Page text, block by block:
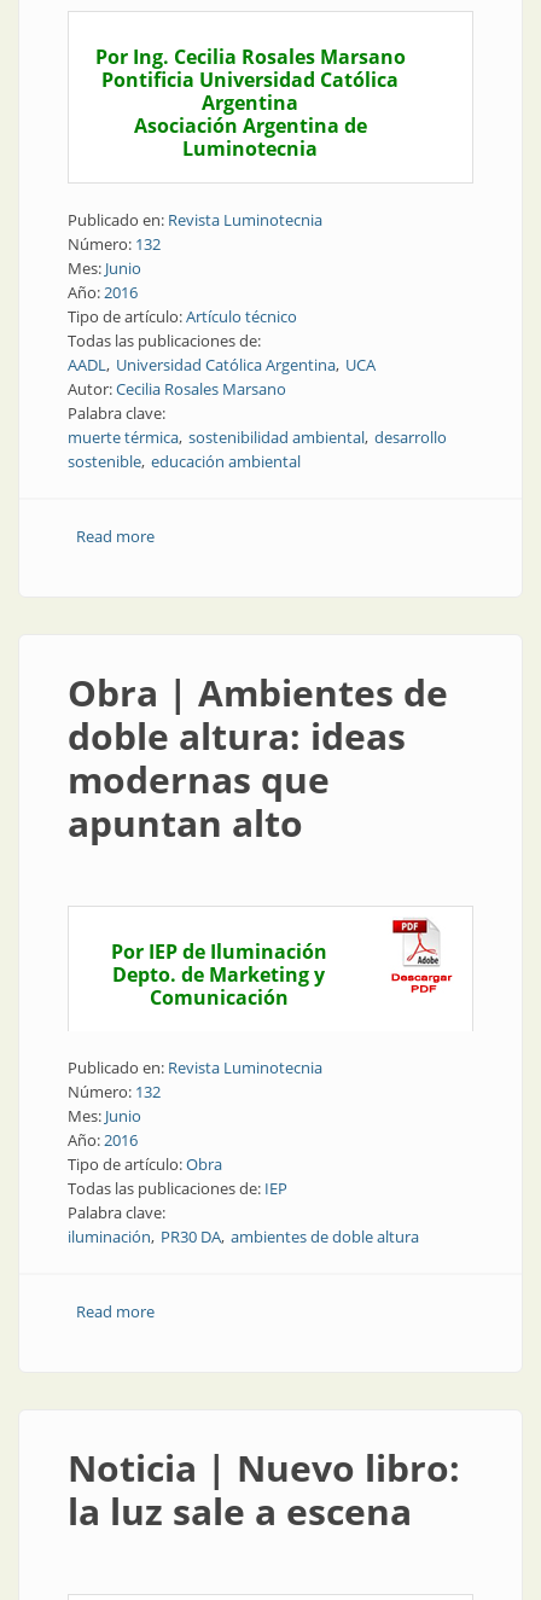
Por Ing. Cecilia Rosales Marsano
Pontificia Universidad Católica
Argentina
Asociación Argentina de
Luminotecnia
Publicado en: Revista Luminotecnia
Número: 132
Mes: Junio
Año:2016
Tipo de artículo:Artículo técnico
Todas las publicaciones de:
AADL Universidad Católica Argentina UCA
Autor:Cecilia Rosales Marsano
Palabra clave:
muerte térmica sostenibilidad ambiental desarrollo
sostenible educación ambiental
Read moreabout Nota técnica | No aceleremos la muerte
Obra | Ambientes de
doble altura: ideas
modernas que
apuntan alto
Por IEP de Iluminación
Depto. de Marketing y
Comunicación
Publicado en: Revista Luminotecnia
Número: 132
Mes: Junio
Año:2016
Tipo de artículo:Obra
Todas las publicaciones de: IEP
Palabra clave:
iluminación PR30 DA ambientes de doble altura
Read moreabout Obra | Ambientes de doble altura: ideas
Noticia | Nuevo libro:
la luz sale a escena